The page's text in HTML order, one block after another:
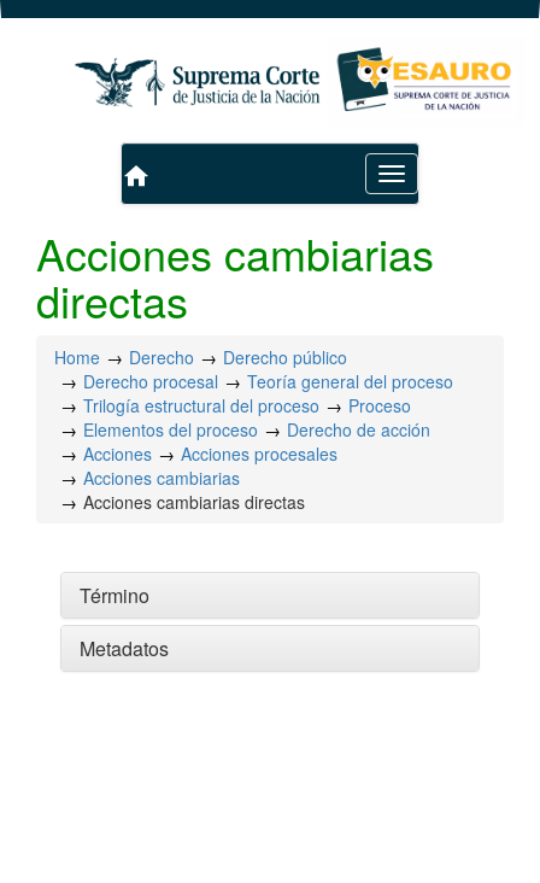
Toggle
navigation
home
Acciones cambiarias
directas
Home Derecho
Derecho público
Derecho procesal
Teoría general del proceso
Trilogía estructural del proceso
Proceso
Elementos del proceso
Derecho de acción
Acciones
Acciones procesales
Acciones cambiarias
Acciones cambiarias directas
Término
Metadatos